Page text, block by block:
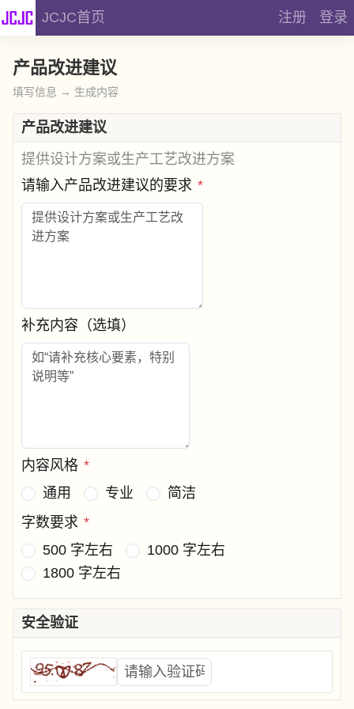
JCJC首页 注册 登录
产品改进建议
填写信息 → 生成内容
产品改进建议
提供设计方案或生产工艺改进方案
请输入产品改进建议的要求 *
补充内容（选填）
内容风格 *
通用
专业
简洁
字数要求 *
500 字左右
1000 字左右
1800 字左右
安全验证